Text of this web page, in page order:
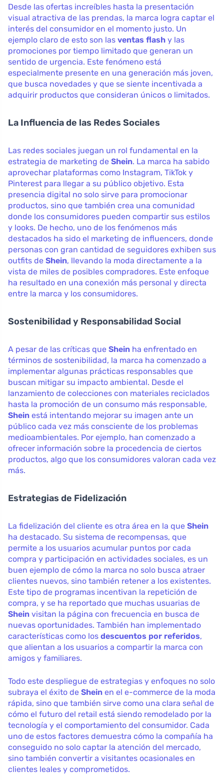
Desde las ofertas increíbles hasta la presentación
visual atractiva de las prendas, la marca logra captar el
interés del consumidor en el momento justo. Un
ejemplo claro de esto son las ventas flash y las
promociones por tiempo limitado que generan un
sentido de urgencia. Este fenómeno está
especialmente presente en una generación más joven,
que busca novedades y que se siente incentivada a
adquirir productos que consideran únicos o limitados.
La Influencia de las Redes Sociales
Las redes sociales juegan un rol fundamental en la
estrategia de marketing de Shein. La marca ha sabido
aprovechar plataformas como Instagram, TikTok y
Pinterest para llegar a su público objetivo. Esta
presencia digital no solo sirve para promocionar
productos, sino que también crea una comunidad
donde los consumidores pueden compartir sus estilos
y looks. De hecho, uno de los fenómenos más
destacados ha sido el marketing de influencers, donde
personas con gran cantidad de seguidores exhiben sus
outfits de Shein, llevando la moda directamente a la
vista de miles de posibles compradores. Este enfoque
ha resultado en una conexión más personal y directa
entre la marca y los consumidores.
Sostenibilidad y Responsabilidad Social
A pesar de las críticas que Shein ha enfrentado en
términos de sostenibilidad, la marca ha comenzado a
implementar algunas prácticas responsables que
buscan mitigar su impacto ambiental. Desde el
lanzamiento de colecciones con materiales reciclados
hasta la promoción de un consumo más responsable,
Shein está intentando mejorar su imagen ante un
público cada vez más consciente de los problemas
medioambientales. Por ejemplo, han comenzado a
ofrecer información sobre la procedencia de ciertos
productos, algo que los consumidores valoran cada vez
más.
Estrategias de Fidelización
La fidelización del cliente es otra área en la que Shein
ha destacado. Su sistema de recompensas, que
permite a los usuarios acumular puntos por cada
compra y participación en actividades sociales, es un
buen ejemplo de cómo la marca no solo busca atraer
clientes nuevos, sino también retener a los existentes.
Este tipo de programas incentivan la repetición de
compra, y se ha reportado que muchas usuarias de
Shein visitan la página con frecuencia en busca de
nuevas oportunidades. También han implementado
características como los descuentos por referidos,
que alientan a los usuarios a compartir la marca con
amigos y familiares.
Todo este despliegue de estrategias y enfoques no solo
subraya el éxito de Shein en el e-commerce de la moda
rápida, sino que también sirve como una clara señal de
cómo el futuro del retail está siendo remodelado por la
tecnología y el comportamiento del consumidor. Cada
uno de estos factores demuestra cómo la compañía ha
conseguido no solo captar la atención del mercado,
sino también convertir a visitantes ocasionales en
clientes leales y comprometidos.